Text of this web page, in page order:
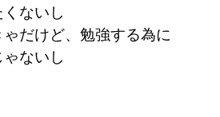
ないし
だけど、勉強する為に
ないし